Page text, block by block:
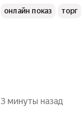
онлайн показ торг
3 минуты назад